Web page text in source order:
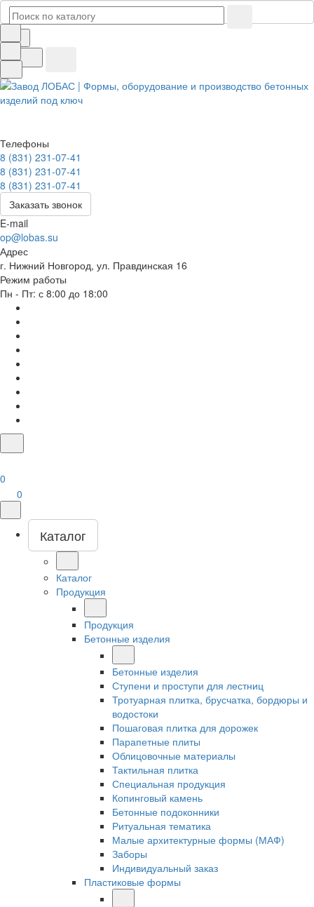
Телефоны
8 (831) 231-07-41
8 (831) 231-07-41
8 (831) 231-07-41
Заказать звонок
E-mail
op@lobas.su
Адрес
г. Нижний Новгород, ул. Правдинская 16
Режим работы
Пн - Пт: с 8:00 до 18:00
0
0
Каталог
Каталог
Продукция
Продукция
Бетонные изделия
Бетонные изделия
Ступени и проступи для лестниц
Тротуарная плитка, брусчатка, бордюры и
водостоки
Пошаговая плитка для дорожек
Парапетные плиты
Облицовочные материалы
Тактильная плитка
Специальная продукция
Копинговый камень
Бетонные подоконники
Ритуальная тематика
Малые архитектурные формы (МАФ)
Заборы
Индивидуальный заказ
Пластиковые формы